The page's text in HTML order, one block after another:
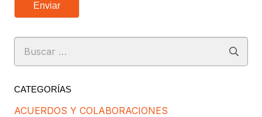
Enviar
Buscar:
CATEGORÍAS
ACUERDOS Y COLABORACIONES